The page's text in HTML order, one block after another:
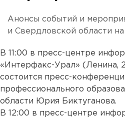
Анонсы событий и
и Свердловской области
В 11:00 в пресс-центре
«Интерфакс-Урал» (Ленина,
состоится пресс-
профессионального
области Юрия Биктуганова.
В 12:00 в пресс-центре